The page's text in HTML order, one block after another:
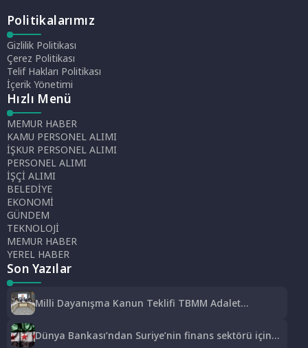
Politikalarımız
Gizlilik Politikası
Çerez Politikası
Telif Hakları Politikası
İçerik Yönetimi
Hızlı Menü
MEMUR HABER
KAMU PERSONEL ALIMI
İŞKUR PERSONEL ALIMI
PERSONEL ALIMI
İŞÇİ ALIMI
BELEDİYE
EKONOMİ
GÜNDEM
TEKNOLOJİ
MEMUR HABER
YEREL HABER
Son Yazılar
Milli Dayanışma Kanun Teklifi TBMM Adalet
Dünya Bankası’ndan Suriye’nin finans sektörü için